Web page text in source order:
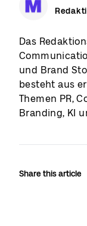
Das
und Brand
besteht aus
Themen PR,
Branding, KI
Share this article